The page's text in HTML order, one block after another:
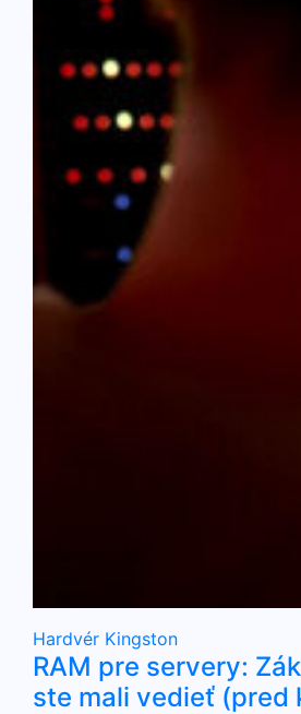
Hardvér Kingston
RAM pre servery:
ste mali vedieť (pred